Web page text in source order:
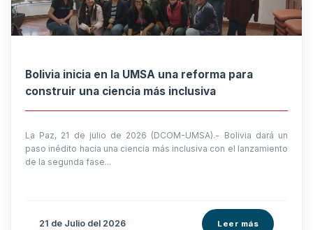
Bolivia inicia en la UMSA una reforma para
construir una ciencia más inclusiva
La Paz, 21 de julio de 2026 (DCOM-UMSA).- Bolivia dará un
paso inédito hacia una ciencia más inclusiva con el lanzamiento
de la segunda fase...
21 de Julio del 2026 Leer más